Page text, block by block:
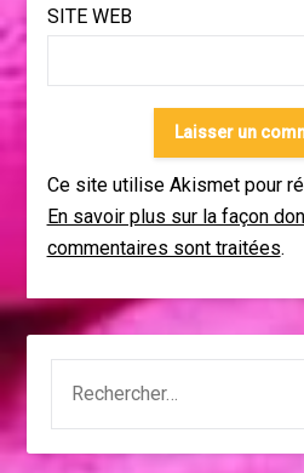
SITE WEB
Ce site utilise Akismet pour
En savoir plus sur la façon
commentaires sont traitées.